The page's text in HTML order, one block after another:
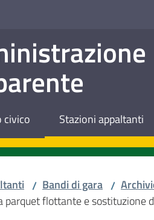
civico Stazioni appaltanti
/ Bandi di gara /
parquet flottante e sostituzione